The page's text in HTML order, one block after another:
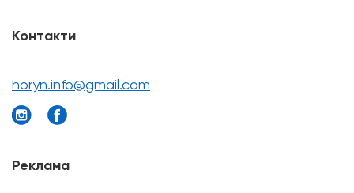
Контакти
horyn.info@gmail.com
Реклама